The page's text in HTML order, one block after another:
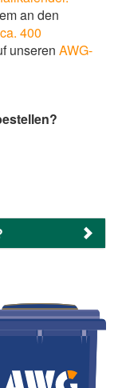
an den
400
unseren AWG-